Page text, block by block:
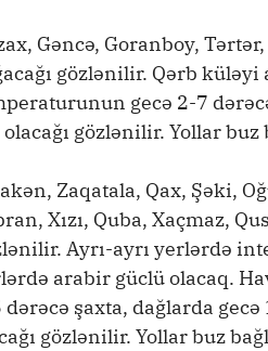
Gəncə, Goranboy,
gözlənilir. Qərb
gecə 2-7
gözlənilir. Yollar buz
Zaqatala, Qax, Şəki,
Xızı, Quba, Xaçmaz,
Ayrı-ayrı yerlərdə
arabir güclü olacaq.
dərəcə şaxta, dağlarda
gözlənilir. Yollar buz